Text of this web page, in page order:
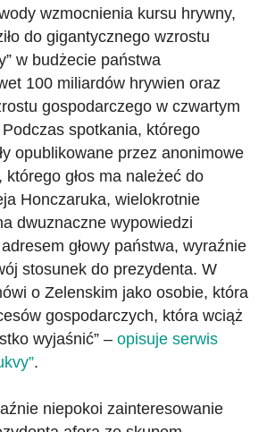
wzmocnienia kursu hrywny,
do gigantycznego wzrostu
w budżecie państwa
100 miliardów hrywien oraz
gospodarczego w czwartym
spotkania, którego
opublikowane przez anonimowe
którego głos ma należeć do
Honczaruka, wielokrotnie
dwuznaczne wypowiedzi
głowy państwa, wyraźnie
stosunek do prezydenta. W
o Zelenskim jako osobie, która
gospodarczych, która wciąż
wyjaśnić” – opisuje serwis
.
niepokoi zainteresowanie